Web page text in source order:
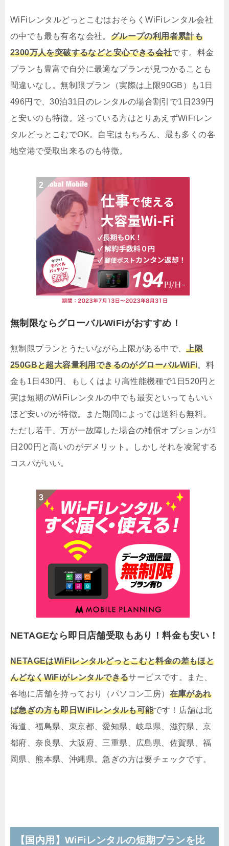
WiFiレンタルどっとこむはおそらくWiFiレンタル会社
の中でも最も有名な会社。 グループの利用者累計も
2300万人を突破するなどと安心できる会社です。料金
プランも豊富で自分に最適なプランが見つかることも
間違いなし。無制限プラン（実際は上限90GB）も1日
496円で、30泊31日のレンタルの場合割引で1日239円
と安いのも特徴。迷っている方はとりあえずWiFiレン
タルどっとこむでOK。自宅はもちろん、最も多くの各
地空港で受取出来るのも特徴。
無制限ならグローバルWiFiがおすすめ！
無制限プランとうたいながら上限がある中で、上限
250GBと超大容量利用できるのがグローバルWiFi。料
金も1日430円、もしくはより高性能機種で1日520円と
実は短期のWiFiレンタルの中でも最安といってもいい
ほど安いのが特徴。また期間によっては送料も無料。
ただし若干、万が一故障した場合の補償オプションが1
日200円と高いのがデメリット。しかしそれを凌駕する
コスパがいい。
NETAGEなら即日店舗受取もあり！料金も安い！
NETAGEはWiFiレンタルどっとこむと料金の差もほと
んどなくWiFiがレンタルできるサービスです。また、
各地に店舗を持っており（パソコン工房） 在庫があれ
ば急ぎの方も即日WiFiレンタルも可能です！店舗は北
海道、福島県、東京都、愛知県、岐阜県、滋賀県、京
都府、奈良県、大阪府、三重県、広島県、佐賀県、福
岡県、熊本県、沖縄県。急ぎの方は要チェックです。
【国内用】WiFiレンタルの短期プランを比